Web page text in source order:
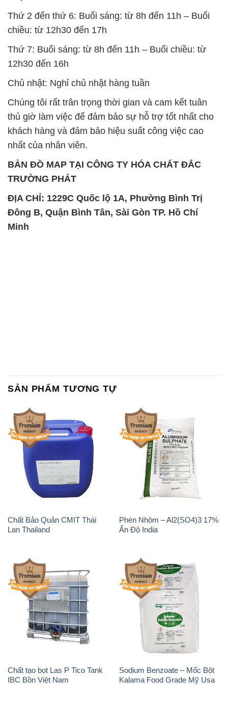
Thứ 2 đến thứ 6: Buổi sáng: từ 8h đến 11h – Buổi
chiều: từ 12h30 đến 17h
Thứ 7: Buổi sáng: từ 8h đến 11h – Buổi chiều: từ
12h30 đến 16h
Chủ nhật: Nghỉ chủ nhật hàng tuần
Chúng tôi rất trân trọng thời gian và cam kết tuân
thủ giờ làm việc để đảm bảo sự hỗ trợ tốt nhất cho
khách hàng và đảm bảo hiệu suất công việc cao
nhất của nhân viên.
BẢN ĐỒ MAP TẠI CÔNG TY HÓA CHẤT ĐẮC
TRƯỜNG PHÁT
ĐỊA CHỈ: 1229C Quốc lộ 1A, Phường Bình Trị
Đông B, Quận Bình Tân, Sài Gòn TP. Hồ Chí
Minh
SẢN PHẨM TƯƠNG TỰ
Chất Bảo Quản CMIT Thái
Lan Thailand
Phèn Nhôm – Al2(SO4)3 17%
Ấn Độ India
Chất tạo bọt Las P Tico Tank
IBC Bồn Việt Nam
Sodium Benzoate – Mốc Bột
Kalama Food Grade Mỹ Usa